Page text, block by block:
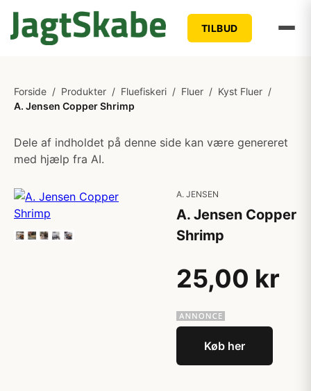
TILBUD
Forside / Produkter / Fluefiskeri / Fluer / Kyst Fluer /
A. Jensen Copper Shrimp
Dele af indholdet på denne side kan være genereret
med hjælp fra AI.
A. JENSEN
A. Jensen Copper
Shrimp
25,00 kr
Køb her